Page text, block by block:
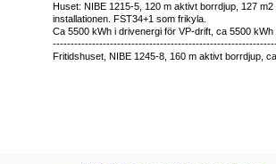
Huset: NIBE 1215-5, 120 m aktivt borrdjup, 127
installationen. FST34+1 som frikyla.
Ca 5500 kWh i drivenergi för VP-drift, ca 5500
Fritidshuset, NIBE 1245-8, 160 m aktivt borrdjup,